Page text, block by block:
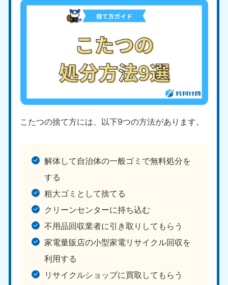
こたつの捨て方には、以下9つの方法があります。
解体して自治体の一般ゴミで無料処分を
する
粗大ゴミとして捨てる
クリーンセンターに持ち込む
不用品回収業者に引き取りしてもらう
家電量販店の小型家電リサイクル回収を
利用する
リサイクルショップに買取してもらう